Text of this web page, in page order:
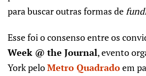
para buscar outras formas de
Esse foi o consenso entre os
Week @ the Journal, evento
York peloMetro Quadradoem